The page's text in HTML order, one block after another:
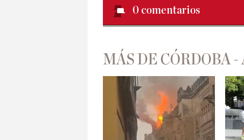
0 comentarios
MÁS DE CÓRDOBA